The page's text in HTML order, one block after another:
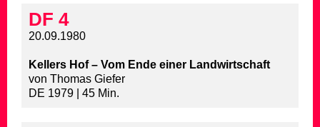
DF 4
20.09.1980
Kellers Hof – Vom Ende einer Landwirtschaft
von Thomas Giefer
DE 1979 | 45 Min.